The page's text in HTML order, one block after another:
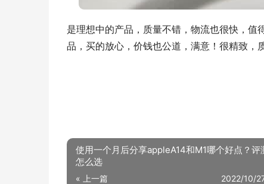
是理想中的产品，质量不错，物流也很快，值
品，买的放心，价钱也公道，满意！很精致，
使用一个月后分享appleA14和M1哪个好点？评
怎么选
« 上一篇 2022/10/